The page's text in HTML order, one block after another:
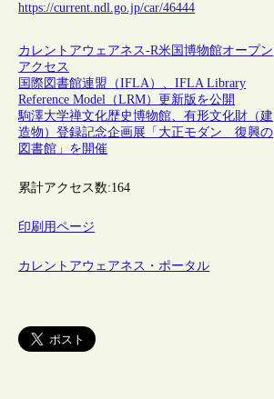
https://current.ndl.go.jp/car/46444
カレントアウェアネス-R米国博物館オープン
アクセス
国際図書館連盟（IFLA）、IFLA Library
Reference Model（LRM）更新版を公開
駒澤大学禅文化歴史博物館、有形文化財（建
造物）登録記念企画展「大正モダン 復興の
図書館」を開催
累計アクセス数:164
印刷用ページ
カレントアウェアネス・ポータル